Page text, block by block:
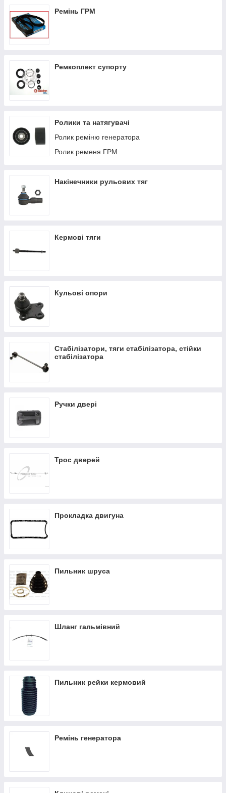
Ремінь ГРМ
Ремкоплект супорту
Ролики та натягувачі
Ролик реміню генератора
Ролик ременя ГРМ
Накінечники рульових тяг
Кермові тяги
Кульові опори
Стабілізатори, тяги стабілізатора, стійки
стабілізатора
Ручки двері
Трос дверей
Прокладка двигуна
Пильник шруса
Шланг гальмівний
Пильник рейки кермовий
Ремінь генератора